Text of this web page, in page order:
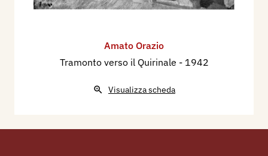
Amato Orazio
Tramonto verso il Quirinale - 1942
Visualizza scheda